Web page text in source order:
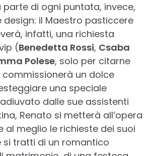
parte di ogni puntata, invece,
design: il Maestro pasticcere
infatti, una richiesta
(Benedetta Rossi, Csaba
Polese, solo per citarne
un dolce
una speciale
dalle sue assistenti
Renato si metterà all’opera
al meglio le richieste dei suoi
si tratti di un romantico